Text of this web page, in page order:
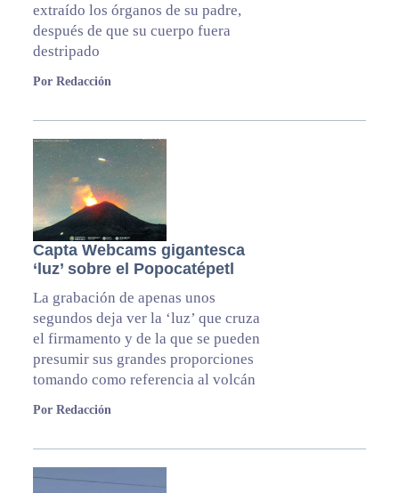
extraído los órganos de su padre,
después de que su cuerpo fuera
destripado
Por Redacción
Capta Webcams gigantesca
‘luz’ sobre el Popocatépetl
La grabación de apenas unos
segundos deja ver la ‘luz’ que cruza
el firmamento y de la que se pueden
presumir sus grandes proporciones
tomando como referencia al volcán
Por Redacción